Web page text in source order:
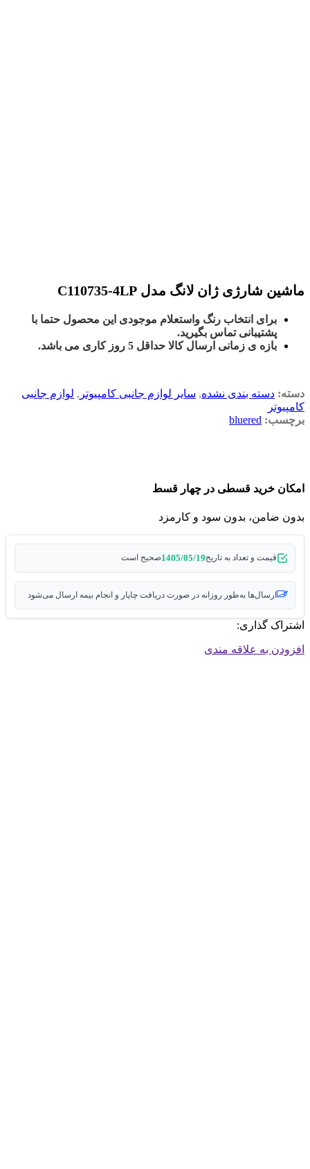
ماشین شارژی ژان لانگ مدل C110735-4LP
برای انتخاب رنگ واستعلام موجودی این محصول حتما با
پشتیبانی تماس بگیرید.
بازه ی زمانی ارسال کالا حداقل 5 روز کاری می باشد.
دسته: دسته بندی نشده, سایر لوازم جانبی کامپیوتر , لوازم جانبی
کامپیوتر
برچسب: bluered
امکان خرید قسطی در چهار قسط
بدون ضامن، بدون سود و کارمزد
قیمت و تعداد به تاریخ1405/05/19صحیح است
ارسال‌ها به‌طور روزانه در صورت دریافت چاپار و انجام بیمه ارسال می‌شود
اشتراک گذاری:
افزودن به علاقه مندی